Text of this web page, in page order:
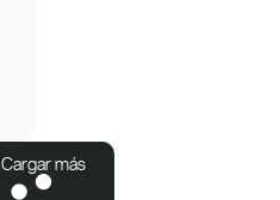
Cargar más